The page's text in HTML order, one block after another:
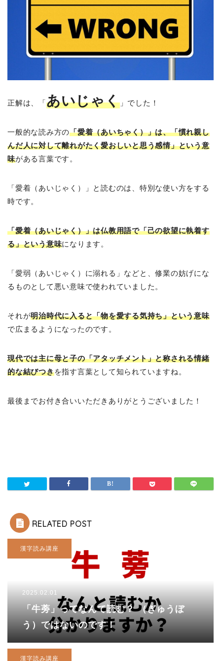
正解は、「あいじゃく」でした！
一般的な読み方の「愛着（あいちゃく）」は、「慣れ親し
んだ人に対して離れがたく愛おしいと思う感情」という意
味がある言葉です。
「愛着（あいじゃく）」と読むのは、特別な使い方をする
時です。
「愛着（あいじゃく）」は仏教用語で「己の欲望に執着す
る」という意味になります。
「愛弱（あいじゃく）に溺れる」などと、修業の妨げにな
るものとして悪い意味で使われていました。
それが明治時代に入ると「物を愛する気持ち」という意味
で広まるようになったのです。
現代では主に母と子の「アタッチメント」と称される情緒
的な結びつきを指す言葉として知られていますね。
最後までお付き合いいただきありがとうございました！
RELATED POST
漢字読み講座
2025.02.01
「牛蒡」ってなんて読む？ （ぎゅうぼ
う）ではないのです！
漢字読み講座